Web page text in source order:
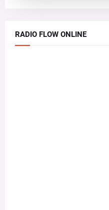
RADIO FLOW ONLINE